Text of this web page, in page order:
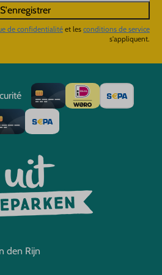
S'enregistrer
de confidentialité et les conditions de service
s'appliquent.
den Rijn